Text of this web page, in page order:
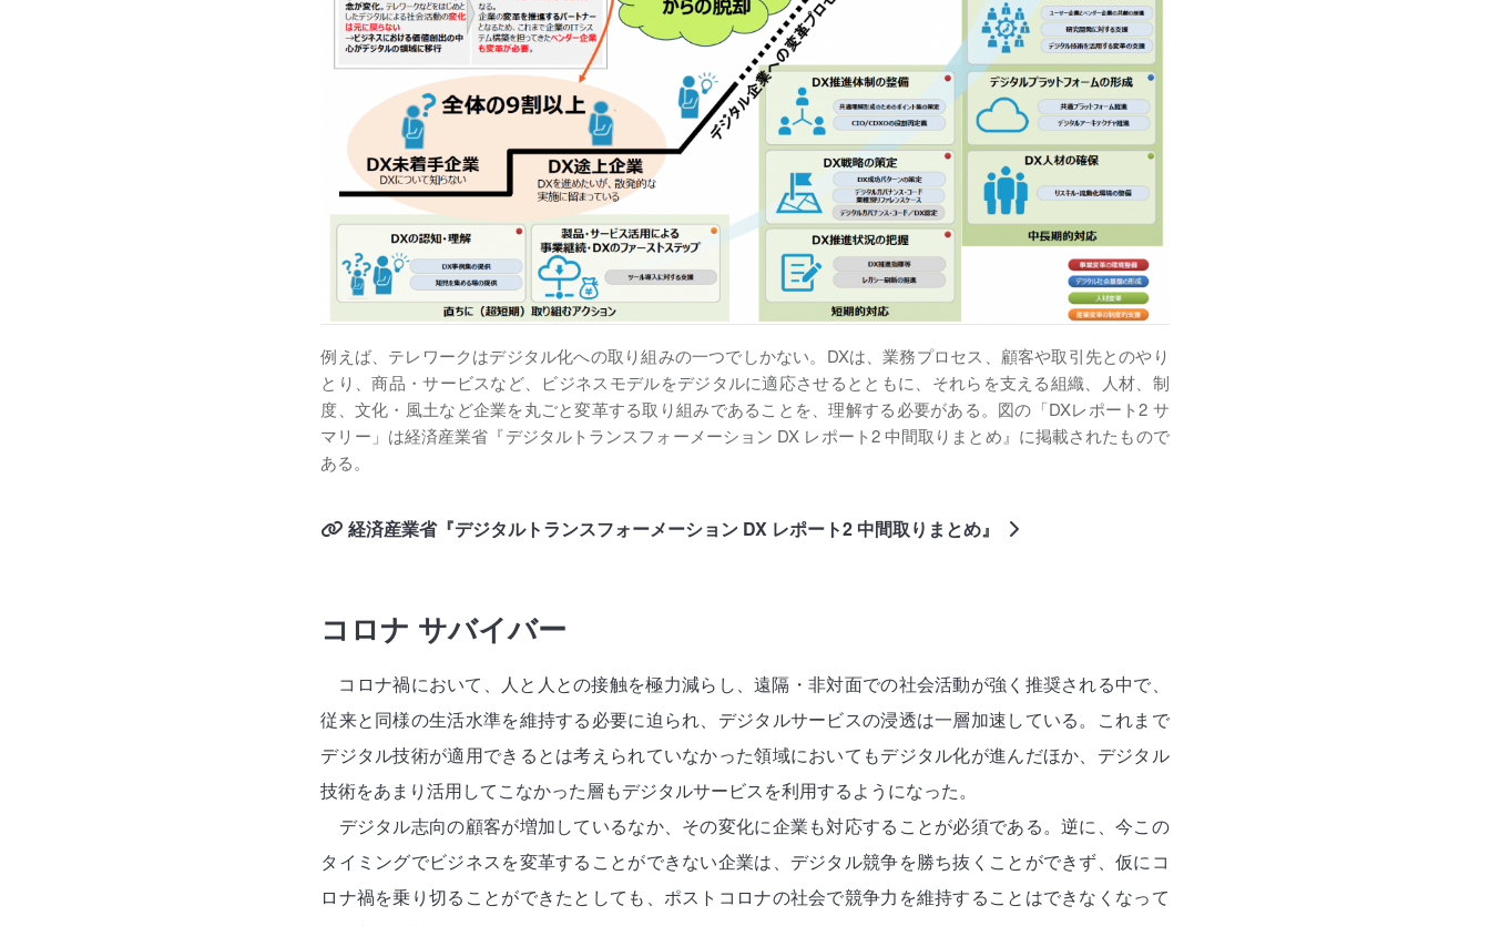
例えば、テレワークはデジタル化への取り組みの一つでしかない。DXは、業務プロセス、顧客や取引先とのやり
とり、商品・サービスなど、ビジネスモデルをデジタルに適応させるとともに、それらを支える組織、人材、制
度、文化・風土など企業を丸ごと変革する取り組みであることを、理解する必要がある。図の「DXレポート2 サ
マリー」は経済産業省『デジタルトランスフォーメーション DX レポート2 中間取りまとめ』に掲載されたもので
ある。
経済産業省『デジタルトランスフォーメーション DX レポート2 中間取りまとめ』
コロナ サバイバー
コロナ禍において、人と人との接触を極力減らし、遠隔・非対面での社会活動が強く推奨される中で、
従来と同様の生活水準を維持する必要に迫られ、デジタルサービスの浸透は一層加速している。これまで
デジタル技術が適用できるとは考えられていなかった領域においてもデジタル化が進んだほか、デジタル
技術をあまり活用してこなかった層もデジタルサービスを利用するようになった。
デジタル志向の顧客が増加しているなか、その変化に企業も対応することが必須である。逆に、今この
タイミングでビジネスを変革することができない企業は、デジタル競争を勝ち抜くことができず、仮にコ
ロナ禍を乗り切ることができたとしても、ポストコロナの社会で競争力を維持することはできなくなって